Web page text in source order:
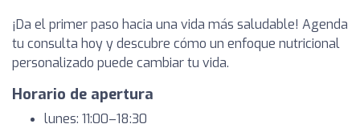
¡Da el primer paso hacia una vida más saludable! Agenda
tu consulta hoy y descubre cómo un enfoque nutricional
personalizado puede cambiar tu vida.
Horario de apertura
lunes: 11:00–18:30